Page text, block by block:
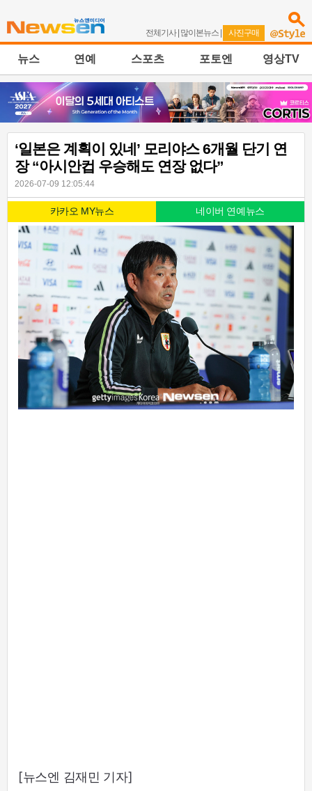
전체기사| 많이본뉴스 | 사진구매
뉴스 연예 스포츠 포토엔 영상TV
‘일본은 계획이 있네’ 모리야스 6개월 단기 연
장 “아시안컵 우승해도 연장 없다”
2026-07-09 12:05:44
카카오 MY뉴스 네이버 연예뉴스
[뉴스엔 김재민 기자]